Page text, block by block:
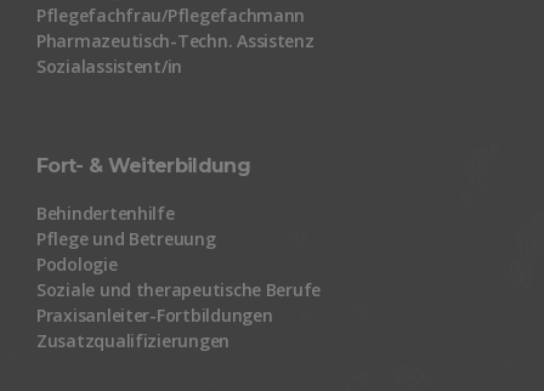
Pflegefachfrau/Pflegefachmann
Pharmazeutisch-Techn. Assistenz
Sozialassistent/in
Fort- & Weiterbildung
Behindertenhilfe
Pflege und Betreuung
Podologie
Soziale und therapeutische Berufe
Praxisanleiter-Fortbildungen
Zusatzqualifizierungen